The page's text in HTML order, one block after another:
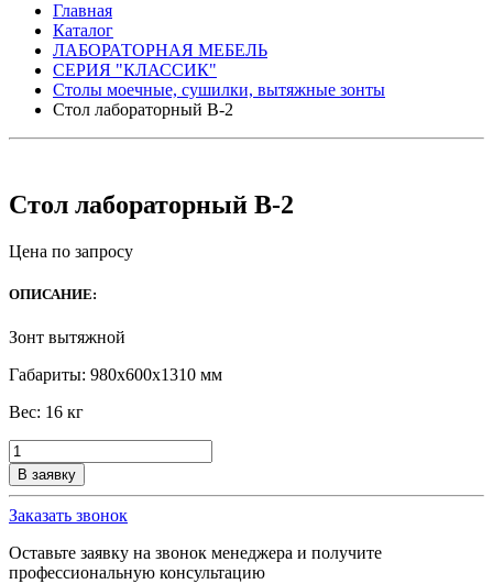
Главная
Каталог
ЛАБОРАТОРНАЯ МЕБЕЛЬ
СЕРИЯ "КЛАССИК"
Столы моечные, сушилки, вытяжные зонты
Стол лабораторный В-2
Стол лабораторный В-2
Цена по запросу
ОПИСАНИЕ:
Зонт вытяжной
Габариты: 980х600х1310 мм
Вес: 16 кг
Количество
товара
Стол
лабораторный
В-2
В заявку
Заказать звонок
Оставьте заявку на звонок менеджера и получите
профессиональную консультацию